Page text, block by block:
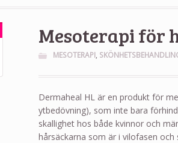
Mesoterapi för
MESOTERAPI,
Dermaheal HL är en produkt för
ytbedövning), som inte bara
skallighet hos både kvinnor och
hårsäckarna som är i vilofasen